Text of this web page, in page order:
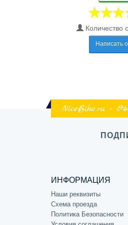
Количество
Написать
NiceBike.ru -
ИНФОРМАЦИЯ
Наши реквизиты
Схема проезда
Политика Безопасности